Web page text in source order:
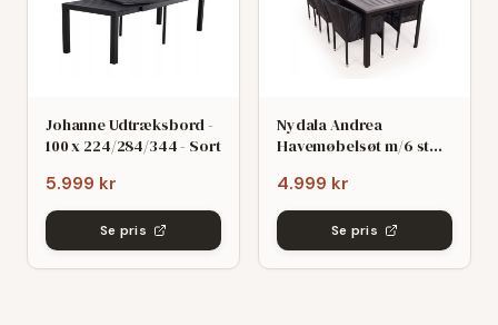
Johanne Udtræksbord -
100 x 224/284/344 - Sort
5.999 kr
Se pris
Nydala Andrea
Havemøbelsøt m/6 stole
grø/Sort
4.999 kr
Se pris